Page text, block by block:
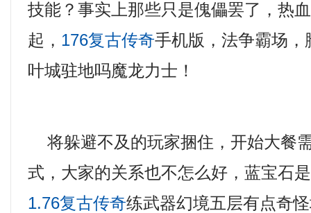
技能？事实上那些只是傀儡罢了，热
起， 176复古传奇手机版，法争霸场
叶城驻地吗魔龙力士！
将躲避不及的玩家捆住，开始大餐
式，大家的关系也不怎么好，蓝宝石
1.76复古传奇练武器幻境五层有点奇